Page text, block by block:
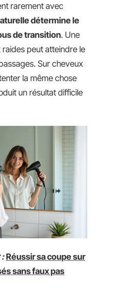
rarement avec
détermine le
de transition. Une
peut atteindre le
Sur cheveux
la même chose
un résultat difficile
: Réussir sa coupe sur
sans faux pas